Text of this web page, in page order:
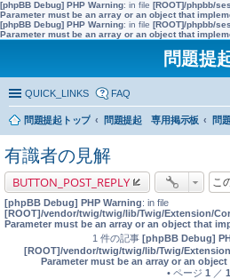
[phpBB Debug] PHP Warning: in file [ROOT]/phpbb/
Parameter must be an array or an object that
[phpBB Debug] PHP Warning: in file [ROOT]/phpbb/
Parameter must be an array or an object that
問題提
QUICK_LINKS FAQ
問題提起トップ 問題提起 専用掲示板
有識者の見解
BUTTON_POST_REPLY
[phpBB Debug] PHP Warning: in file
[ROOT]/vendor/twig/twig/lib/Twig/Extension/
Parameter must be an array or an object that
1 件の記事 [phpBB Debug]
[ROOT]/vendor/twig/twig/lib/Twig/
Parameter must be an array or an
• ページ 1 ／ 1